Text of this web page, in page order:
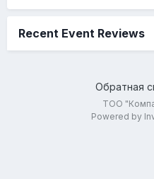
Recent Event Reviews
Обратная
ТОО
Powered by